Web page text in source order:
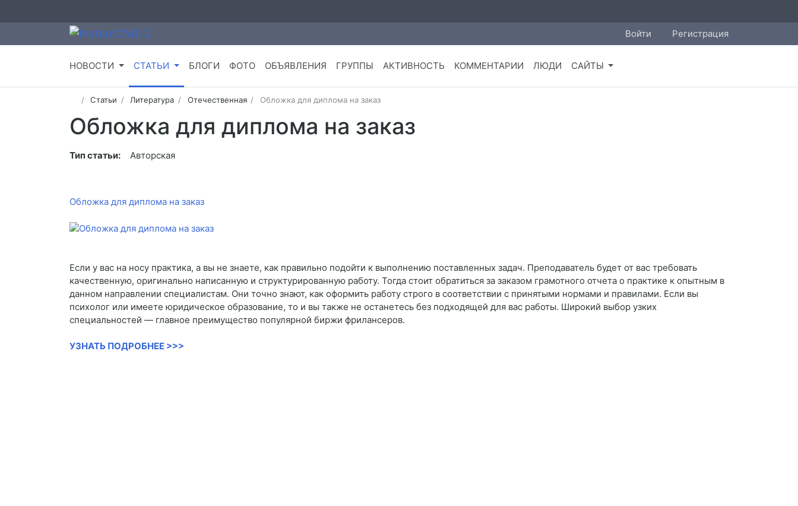
Войти Регистрация
НОВОСТИ СТАТЬИ БЛОГИ ФОТО ОБЪЯВЛЕНИЯ ГРУППЫ АКТИВНОСТЬ КОММЕНТАРИИ ЛЮДИ САЙТЫ
Статьи Литература Отечественная Обложка для диплома на заказ
Обложка для диплома на заказ
Тип статьи: Авторская
Обложка для диплома на заказ
Если у вас на носу практика, а вы не знаете, как правильно подойти к выполнению поставленных задач. Преподаватель будет от вас требовать
качественную, оригинально написанную и структурированную работу. Тогда стоит обратиться за заказом грамотного отчета о практике к опытным в
данном направлении специалистам. Они точно знают, как оформить работу строго в соответствии с принятыми нормами и правилами. Если вы
психолог или имеете юридическое образование, то и вы также не останетесь без подходящей для вас работы. Широкий выбор узких
специальностей — главное преимущество популярной биржи фрилансеров.
УЗНАТЬ ПОДРОБНЕЕ >>>